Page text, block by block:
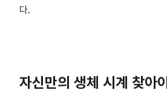
다.
자신만의 생체 시계 찾아